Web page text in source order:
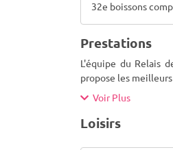
32e boissons
Prestations
L'équipe du Relais
propose les
Voir Plus
Loisirs